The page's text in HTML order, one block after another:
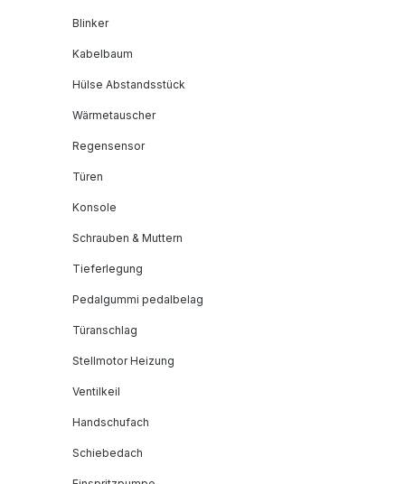
Blinker
Kabelbaum
Hülse Abstandsstück
Wärmetauscher
Regensensor
Türen
Konsole
Schrauben & Muttern
Tieferlegung
Pedalgummi pedalbelag
Türanschlag
Stellmotor Heizung
Ventilkeil
Handschufach
Schiebedach